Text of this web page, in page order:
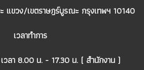
แขวง/เขตราษฎร์บูรณะ กรุงเทพฯ 10140
เวลาทำการ
ลา 8.00 น. - 17.30 น. ( สำนักงาน )